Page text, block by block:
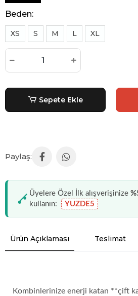
Beden:
XS S M L XL
Sepete Ekle
Üyelere Özel İlk alışverişinize
kullanın:
YUZDE5
Ürün Açıklaması Teslimat
Kombinlerinize enerji katan **çift